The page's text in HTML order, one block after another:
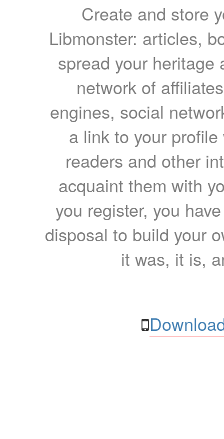
Create and store
Libmonster: articles,
spread your heritage
network of
engines, social
a link to your
readers and other
acquaint them with
you register, you
disposal to build your
it was, it is,